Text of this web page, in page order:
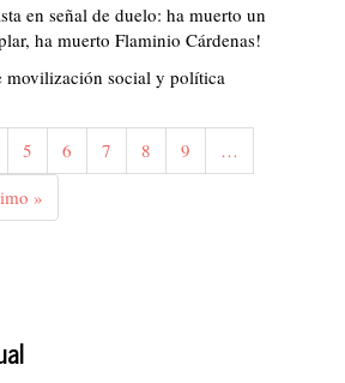
en señal de duelo: ha muerto un
ha muerto Flaminio Cárdenas!
movilización social y política
Página
5 Página
6 Página
7 Página
8 Página
9
…
»